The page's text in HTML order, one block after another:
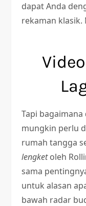
dapat Anda
rekaman
Tapi
mungkin perlu
rumah tangga
lengketoleh
sama
untuk alasan
bawah radar